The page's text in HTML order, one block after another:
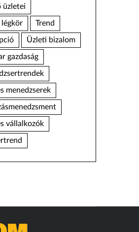
üzletei
Trend
Üzleti bizalom
gazdaság
menedzserek
vállalkozók